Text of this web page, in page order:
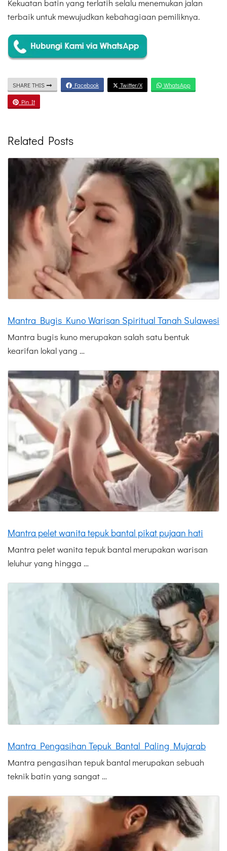
Kekuatan batin yang terlatih selalu menemukan jalan
terbaik untuk mewujudkan kebahagiaan pemiliknya.
SHARE THIS Facebook Twitter/X WhatsApp
Pin It
Related Posts
Mantra Bugis Kuno Warisan Spiritual Tanah Sulawesi
Mantra bugis kuno merupakan salah satu bentuk
kearifan lokal yang …
Mantra pelet wanita tepuk bantal pikat pujaan hati
Mantra pelet wanita tepuk bantal merupakan warisan
leluhur yang hingga …
Mantra Pengasihan Tepuk Bantal Paling Mujarab
Mantra pengasihan tepuk bantal merupakan sebuah
teknik batin yang sangat …